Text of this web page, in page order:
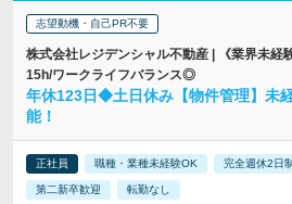
志望動機・自己PR不要
株式会社レジデンシャル不動産 | 《業界未経
15h/ワークライフバランス◎
年休123日◆土日休み【物件管理】未
能！
正社員 職種・業種未経験OK 完全週休2日制
第二新卒歓迎 転勤なし